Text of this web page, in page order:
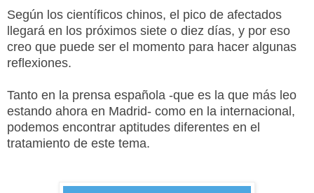
Según los científicos chinos, el pico de afectados
llegará en los próximos siete o diez días, y por eso
creo que puede ser el momento para hacer algunas
reflexiones.
Tanto en la prensa española -que es la que más leo
estando ahora en Madrid- como en la internacional,
podemos encontrar aptitudes diferentes en el
tratamiento de este tema.